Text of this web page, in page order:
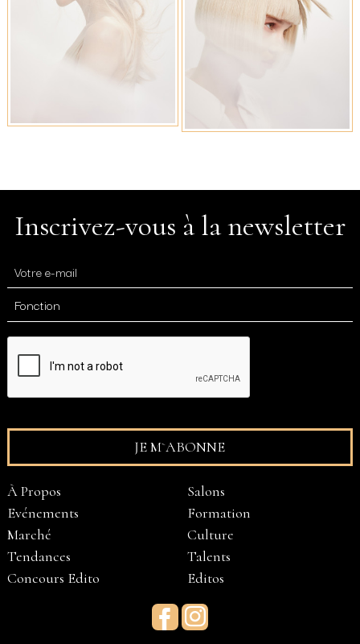
Inscrivez-vous à la newsletter
À Propos
Evénements
Marché
Tendances
Concours Edito
Salons
Formation
Culture
Talents
Editos
Facebook